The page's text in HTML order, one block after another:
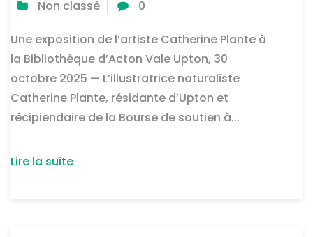
Non classé
0
Une exposition de l’artiste Catherine Plante à
la Bibliothèque d’Acton Vale Upton, 30
octobre 2025 — L’illustratrice naturaliste
Catherine Plante, résidante d’Upton et
récipiendaire de la Bourse de soutien à...
Lire la suite